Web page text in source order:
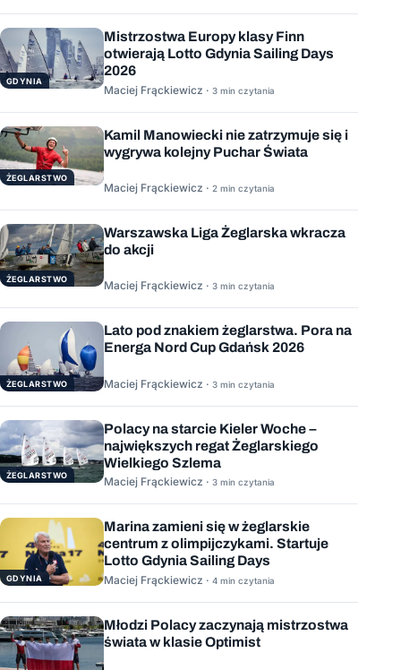
GDYNIA
Mistrzostwa Europy klasy Finn
otwierają Lotto Gdynia Sailing Days
2026
Maciej Frąckiewicz · 3 min czytania
ŻEGLARSTWO
Kamil Manowiecki nie zatrzymuje się i
wygrywa kolejny Puchar Świata
Maciej Frąckiewicz · 2 min czytania
ŻEGLARSTWO
Warszawska Liga Żeglarska wkracza
do akcji
Maciej Frąckiewicz · 3 min czytania
ŻEGLARSTWO
Lato pod znakiem żeglarstwa. Pora na
Energa Nord Cup Gdańsk 2026
Maciej Frąckiewicz · 3 min czytania
ŻEGLARSTWO
Polacy na starcie Kieler Woche –
największych regat Żeglarskiego
Wielkiego Szlema
Maciej Frąckiewicz · 3 min czytania
GDYNIA
Marina zamieni się w żeglarskie
centrum z olimpijczykami. Startuje
Lotto Gdynia Sailing Days
Maciej Frąckiewicz · 4 min czytania
Młodzi Polacy zaczynają mistrzostwa
świata w klasie Optimist